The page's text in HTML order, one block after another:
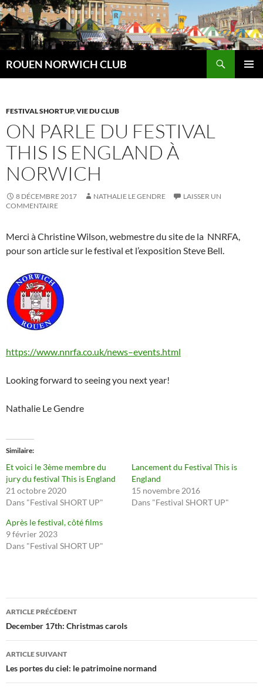
Aller
au
contenu
ROUEN NORWICH CLUB
FESTIVAL SHORT UP,VIE DU CLUB
ON PARLE DU FESTIVAL
THIS IS ENGLAND À
NORWICH
8 DÉCEMBRE 2017 NATHALIE LE GENDRE
LAISSER UN
COMMENTAIRE
Merci à Christine Wilson, webmestre du site de la NNRFA,
pour son article sur le festival et l’exposition Steve Bell.
https://www.nnrfa.co.uk/news–events.html
Looking forward to seeing you next year!
Nathalie Le Gendre
Similaire
Et voici le 3ème membre du
jury du festival This is England
21 octobre 2020
Dans "Festival SHORT UP"
Lancement du Festival This is
England
15 novembre 2016
Dans "Festival SHORT UP"
Après le festival, côté films
9 février 2023
Dans "Festival SHORT UP"
Navigation
des
articles
ARTICLE PRÉCÉDENT
December 17th: Christmas carols
ARTICLE SUIVANT
Les portes du ciel: le patrimoine normand